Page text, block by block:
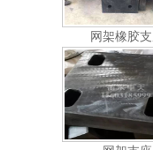
网架支座